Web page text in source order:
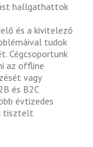
hallgathattok
és a kivitelező
tudok
Cégcsoportunk
az offline
vagy
és B2C
évtizedes
tisztelt